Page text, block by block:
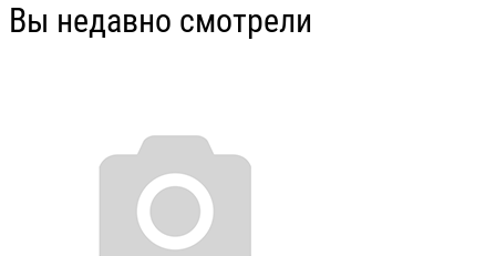
Вы недавно смотрели